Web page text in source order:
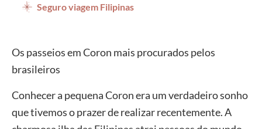
Seguro viagem Filipinas
Os passeios em Coron mais procurados pelos
brasileiros
Conhecer a pequena Coron era um verdadeiro sonho
que tivemos o prazer de realizar recentemente. A